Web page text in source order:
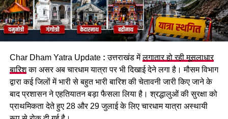
सुरक्षित घाटों पर ही स्नान करने की अपील
पुलिस ने शवों को कब्जे में लेकर पोस्टमार्टम की कार्रवाई शुरू कर दी है।
प्रशासन की ओर से श्रद्धालुओं से अपील की जा रही है कि वे निर्धारित और
सुरक्षित घाटों पर ही स्नान करें और चेतावनी वाले स्थानों पर जाने से बचें।
Char Dham Yatra Update : उत्तराखंड मेंलगातार हो रही मूसलाधार
बारिशका असर अब चारधाम यात्रा पर भी दिखाई देने लगा है। मौसम विभाग
द्वारा कई जिलों में भारी से बहुत भारी बारिश की चेतावनी जारी किए जाने के
बाद प्रशासन ने एहतियातन बड़ा फैसला लिया है। श्रद्धालुओं की सुरक्षा को
प्राथमिकता देते हुए 28 और 29 जुलाई के लिए चारधाम यात्रा अस्थायी